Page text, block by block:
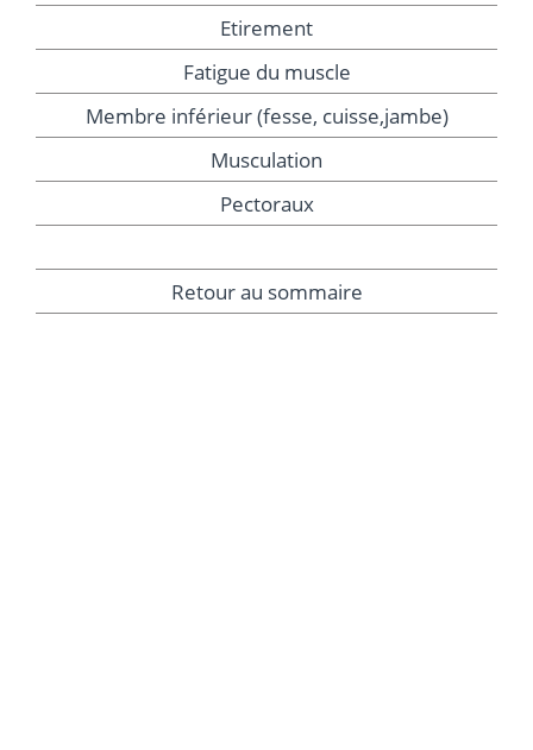
Etirement
Fatigue du muscle
Membre inférieur (fesse, cuisse,jambe)
Musculation
Pectoraux
Retour au sommaire